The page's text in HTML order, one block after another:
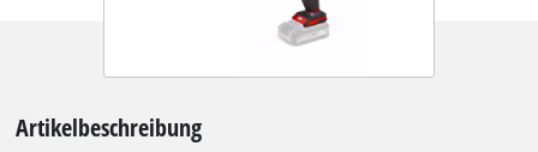
Artikelbeschreibung